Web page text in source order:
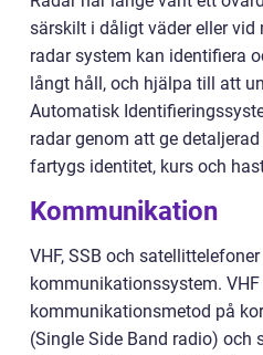
särskilt i dåligt väder eller vid
radar system kan identifiera
långt håll, och hjälpa till att
Automatisk
radar genom att ge
fartygs identitet, kurs och
Kommunikation
VHF, SSB och
kommunikationssystem.
kommunikationsmetod på
(Single Side Band radio) och